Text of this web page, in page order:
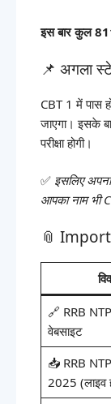
इस बार कुल
📌 अगला
CBT 1 में पास
जाएगा। इसके
परीक्षा होगी।
✅ इसलिए
आपका नाम भी
📎
🔗 RRB
वेबसाइट
📥 RRB
2025 (लाइव